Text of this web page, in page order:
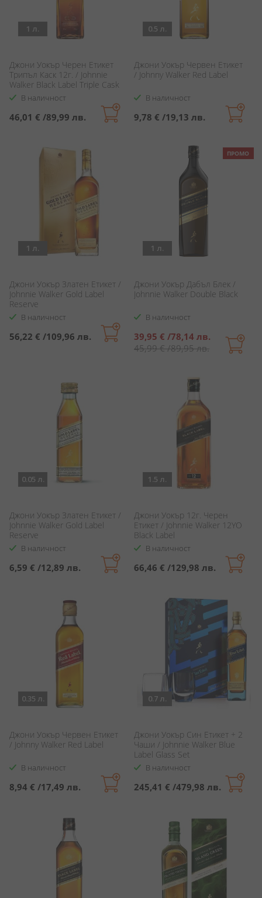
1 л.
Джони Уокър Черен Етикет
Трипъл Каск 12г. / Johnnie
Walker Black Label Triple Cask
12YOВ наличност
46,01 € /89,99 лв.
0.5 л.
Джони Уокър Червен Етикет
/ Johnny Walker Red Label
В наличност
9,78 € /19,13 лв.
1 л.
Джони Уокър Златен Етикет /
Johnnie Walker Gold Label
Reserve
В наличност
56,22 € /109,96 лв.
ПРОМО
1 л.
Джони Уокър Дабъл Блек /
Johnnie Walker Double Black
В наличност
Специална
цена
39,95 € /78,14 лв.
45,99 €/89,95 лв.
0.05 л.
Джони Уокър Златен Етикет /
Johnnie Walker Gold Label
Reserve
В наличност
6,59 € /12,89 лв.
1.5 л.
Джони Уокър 12г. Черен
Етикет / Johnnie Walker 12YO
Black Label
В наличност
66,46 € /129,98 лв.
0.35 л.
Джони Уокър Червен Етикет
/ Johnny Walker Red Label
В наличност
8,94 € /17,49 лв.
0.7 л.
Джони Уокър Син Етикет + 2
Чаши / Johnnie Walker Blue
Label Glass Set
В наличност
245,41 € /479,98 лв.